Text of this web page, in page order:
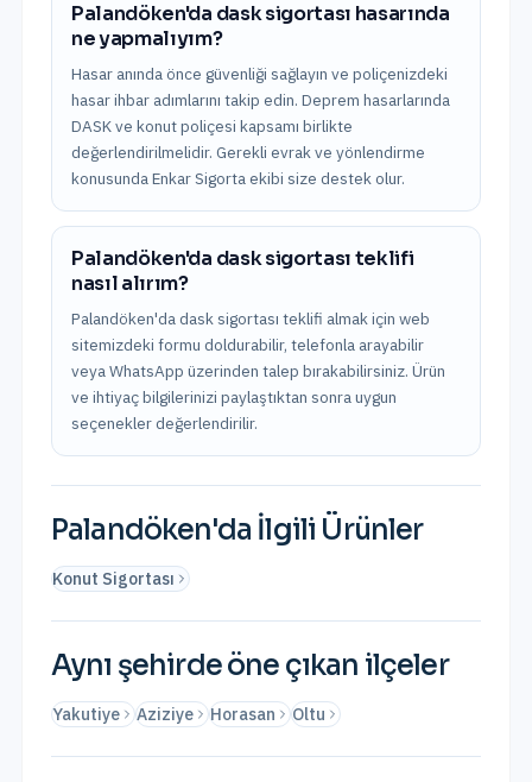
Palandöken'da dask sigortası hasarında
ne yapmalıyım?
Hasar anında önce güvenliği sağlayın ve poliçenizdeki
hasar ihbar adımlarını takip edin. Deprem hasarlarında
DASK ve konut poliçesi kapsamı birlikte
değerlendirilmelidir. Gerekli evrak ve yönlendirme
konusunda Enkar Sigorta ekibi size destek olur.
Palandöken'da dask sigortası teklifi
nasıl alırım?
Palandöken'da dask sigortası teklifi almak için web
sitemizdeki formu doldurabilir, telefonla arayabilir
veya WhatsApp üzerinden talep bırakabilirsiniz. Ürün
ve ihtiyaç bilgilerinizi paylaştıktan sonra uygun
seçenekler değerlendirilir.
Palandöken'da İlgili Ürünler
Konut Sigortası
Aynı şehirde öne çıkan ilçeler
Yakutiye Aziziye Horasan Oltu